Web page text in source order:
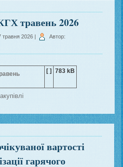
травень 2026
травня 2026 |
Автор:
[ ] 783 kB
вартості
гарячого